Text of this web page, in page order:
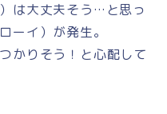
は大丈夫そう…と思っ
ーイ）が発生。
かりそう！と心配して